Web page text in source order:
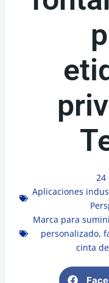
24
Aplicaciones
Marca para
personalizado,
cinta